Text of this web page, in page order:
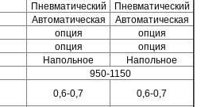
Пневматический
Пневматический
Автоматическая
Автоматическая
опция
опция
опция
опция
Напольное
Напольное
950-1150
0,6-0,7
0,6-0,7